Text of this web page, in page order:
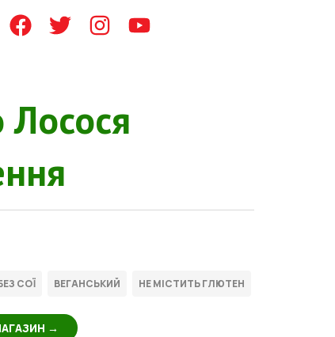
Лосося
→